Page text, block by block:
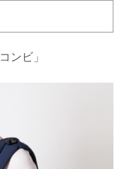
ンビ」